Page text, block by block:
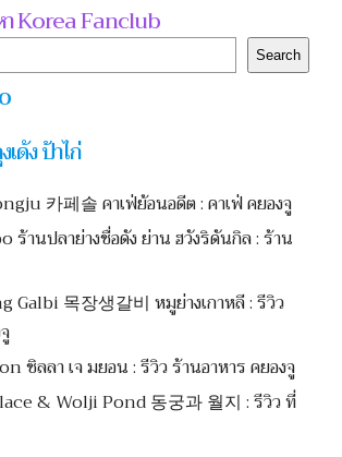
Korea Fanclub
Search
ด้ง ป้าไก่
카페솔 คาเฟ่ย้อนอดีต : คาเฟ่ คยองจู
ร้านปลาย่างชื่อดัง ย่าน ฮวังริดันกิล : ร้าน
Galbi 목장생갈비 หมูย่างเกาหลี : รีวิว
ชิลลา เจ มยอน : รีวิว ร้านอาหาร คยองจู
& Wolji Pond 동궁과 월지 : รีวิว ที่